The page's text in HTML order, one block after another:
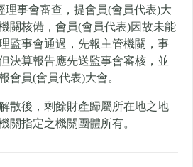
理事會審查，提會員(會員代表)大
關核備，會員(會員代表)因故未能
監事會通過，先報主管機關，事
決算報告應先送監事會審核，並
會員(會員代表)大會。
散後，剩餘財產歸屬所在地之地
關指定之機關團體所有。